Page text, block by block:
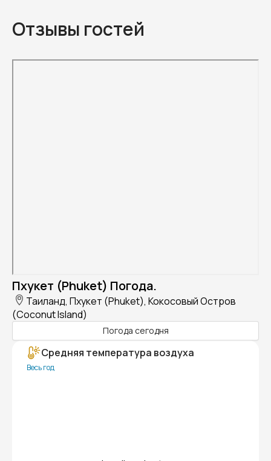
Отзывы гостей
Пхукет (Phuket) Погода.
Таиланд, Пхукет (Phuket), Кокосовый Остров
(Coconut Island)
Погода сегодня
Средняя температура воздуха
Весь год